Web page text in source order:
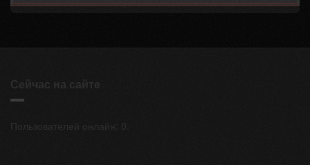
Сейчас на сайте
Пользователей онлайн: 0.